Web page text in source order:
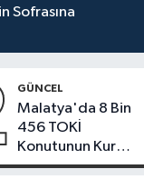
Sofrasına
GÜNCEL
Malatya'da 8 Bin
456 TOKİ
Konutunun Kurası
Bugün Çekiliyor